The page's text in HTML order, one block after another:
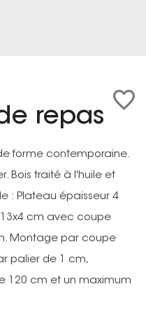
repas
forme contemporaine.
Bois traité à l'huile et
: Plateau épaisseur 4
cm avec coupe
Montage par coupe
palier de 1 cm,
120 cm et un maximum